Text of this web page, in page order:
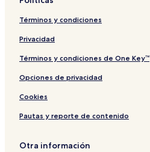
d
e
r
n
Términos y condiciones
Privacidad
Términos y condiciones de One Key™
Opciones de privacidad
Cookies
Pautas y reporte de contenido
Otra información